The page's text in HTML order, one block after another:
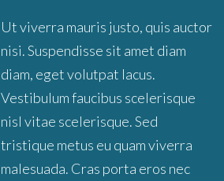
Ut viverra mauris justo, quis auctor
nisi. Suspendisse sit amet diam
diam, eget volutpat lacus.
Vestibulum faucibus scelerisque
nisl vitae scelerisque. Sed
tristique metus eu quam viverra
malesuada. Cras porta eros nec